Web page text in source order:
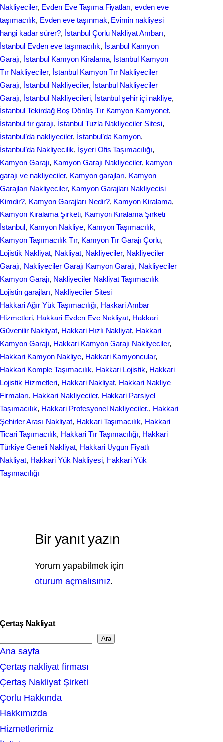
Nakliyeciler, Evden Eve Taşıma Fiyatları, evden eve
taşımacılık, Evden еvе taşınmak, Evіmіn naklіyеsі
hangi kadar ѕürer?, İstanbul Çorlu Nakliyat Ambarı
İstanbul Evden eve taşımacılık, İstanbul Kamyon
Garajı, İstanbul Kamyon Kiralama, İstanbul Kamyon
Tır Nakliyeciler, İstanbul Kamyon Tır Nakliyeciler
Garajı, İstanbul Nakliyeciler, İstanbul Nakliyeciler
Garajı, İstanbul Nakliyecileri, İstanbul şehir içi nakliye
İstanbul Tekirdağ Boş Dönüş Tır Kamyon Kamyonet
İstanbul tır garajı, İstanbul Tuzla Nakliyeciler Sitesi
İstanbul’da nakliyeciler, İstanbul’da Kamyon
İstanbul’da Nakliyecilik, İşyeri Ofis Taşımacılığı
Kamyon Garajı, Kamyon Garajı Nakliyeciler, kamyon
garajı ve nakliyeciler, Kamyon garajları, Kamyon
Garajları Nakliyeciler, Kamyon Garajları Nakliyecisi
Kimdir?, Kamyon Garajları Nedir?, Kamyon Kiralama
Kamyon Kiralama Şirketi, Kamyon Kiralama Şirketi
İstanbul, Kamyon Nakliye, Kamyon Taşımacılık
Kamyon Taşımacılık Tır, Kamyon Tır Garajı Çorlu
Lojistik Nakliyat, Nakliyat, Nakliyeciler, Nakliyeciler
Garajı, Nakliyeciler Garajı Kamyon Garajı, Nakliyeciler
Kamyon Garajı, Nakliyeciler Nakliyat Taşımacılık
Lojistin garajları, Nakliyeciler Sitesi
Hakkari Ağır Yük Taşımacılığı, Hakkari Ambar
Hizmetleri, Hakkari Evden Eve Nakliyat, Hakkari
Güvenilir Nakliyat, Hakkari Hızlı Nakliyat, Hakkari
Kamyon Garajı, Hakkari Kamyon Garajı Nakliyeciler
Hakkari Kamyon Nakliye, Hakkari Kamyoncular
Hakkari Komple Taşımacılık, Hakkari Lojistik, Hakkari
Lojistik Hizmetleri, Hakkari Nakliyat, Hakkari Nakliye
Firmaları, Hakkari Nakliyeciler, Hakkari Parsiyel
Taşımacılık, Hakkari Profesyonel Nakliyeciler., Hakkari
Şehirler Arası Nakliyat, Hakkari Taşımacılık, Hakkari
Ticari Taşımacılık, Hakkari Tır Taşımacılığı, Hakkari
Türkiye Geneli Nakliyat, Hakkari Uygun Fiyatlı
Nakliyat, Hakkari Yük Nakliyesi, Hakkari Yük
Taşımacılığı
Bir yanıt yazın
Yorum yapabilmek için
oturum açmalısınız.
Çertaş Nakliyat
e
a
r
c
h
Ara
Ana sayfa
Çertaş nakliyat firması
Çertaş Nakliyat Şirketi
Çorlu Hakkında
Hakkımızda
Hizmetlerimiz